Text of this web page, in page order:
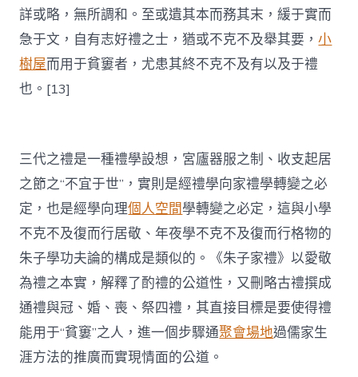
詳或略，無所調和。至或遺其本而務其末，緩于實而
急于文，自有志好禮之士，猶或不克不及舉其要，小
樹屋而用于貧窶者，尤患其終不克不及有以及于禮
也。[13]
三代之禮是一種禮學設想，宮廬器服之制、收支起居
之節之“不宜于世”，實則是經禮學向家禮學轉變之必
定，也是經學向理個人空間學轉變之必定，這與小學
不克不及復而行居敬、年夜學不克不及復而行格物的
朱子學功夫論的構成是類似的。《朱子家禮》以愛敬
為禮之本實，解釋了酌禮的公道性，又刪略古禮撰成
通禮與冠、婚、喪、祭四禮，其直接目標是要使得禮
能用于“貧窶”之人，進一個步驟通聚會場地過儒家生
涯方法的推廣而實現情面的公道。